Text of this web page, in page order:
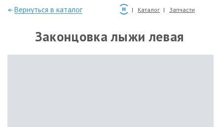
—Вернуться в каталог Каталог Запчасти
Законцовка лыжи левая